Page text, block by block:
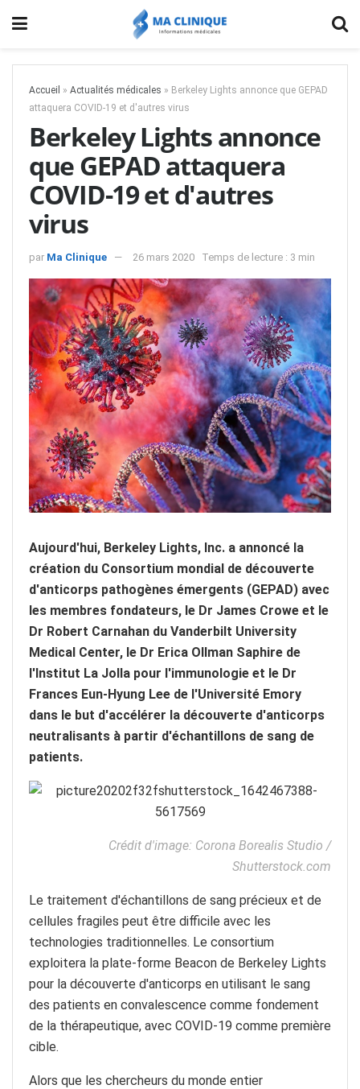
Accueil » Actualités médicales » Berkeley Lights annonce que GEPAD
attaquera COVID-19 et d'autres virus
Berkeley Lights annonce
que GEPAD attaquera
COVID-19 et d'autres
virus
par Ma Clinique 26 mars 2020 Temps de lecture : 3 min
Aujourd'hui, Berkeley Lights, Inc. a annoncé la
création du Consortium mondial de découverte
d'anticorps pathogènes émergents (GEPAD) avec
les membres fondateurs, le Dr James Crowe et le
Dr Robert Carnahan du Vanderbilt University
Medical Center, le Dr Erica Ollman Saphire de
l'Institut La Jolla pour l'immunologie et le Dr
Frances Eun-Hyung Lee de l'Université Emory
dans le but d'accélérer la découverte d'anticorps
neutralisants à partir d'échantillons de sang de
patients.
Crédit d'image: Corona Borealis Studio /
Shutterstock.com
Le traitement d'échantillons de sang précieux et de
cellules fragiles peut être difficile avec les
technologies traditionnelles. Le consortium
exploitera la plate-forme Beacon de Berkeley Lights
pour la découverte d'anticorps en utilisant le sang
des patients en convalescence comme fondement
de la thérapeutique, avec COVID-19 comme première
cible.
Alors que les chercheurs du monde entier